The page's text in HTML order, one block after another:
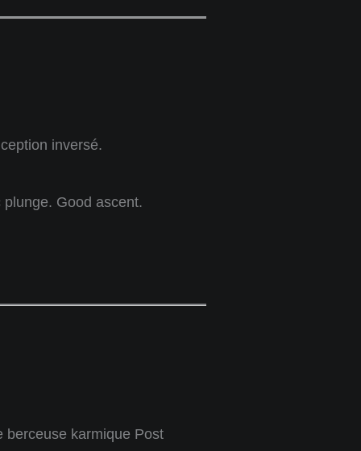
inversé.
Good ascent.
berceuse karmique Post